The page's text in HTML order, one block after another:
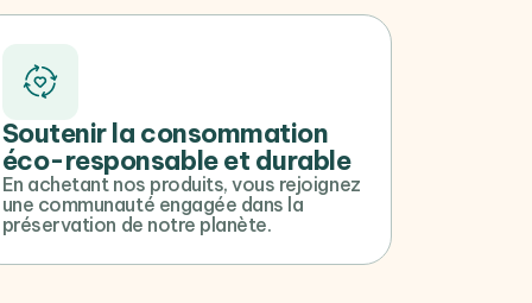
Soutenir la consommation
éco-responsable et durable
En achetant nos produits, vous rejoignez
une communauté engagée dans la
préservation de notre planète.